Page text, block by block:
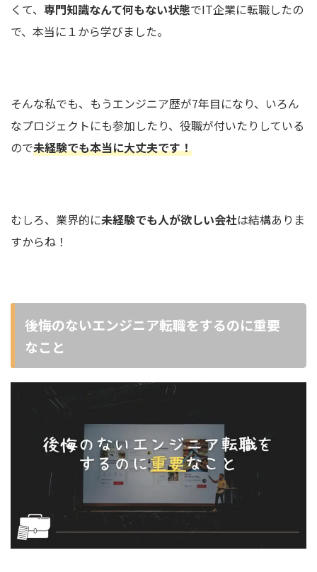
くて、 専門知識なんて何もない状態でIT企業に転職したの
で、本当に１から学びました。
そんな私でも、もうエンジニア歴が7年目になり、いろん
なプロジェクトにも参加したり、役職が付いたりしている
ので未経験でも本当に大丈夫です！
むしろ、業界的に未経験でも人が欲しい会社は結構ありま
すからね！
後悔のないエンジニア転職をするのに重要
なこと